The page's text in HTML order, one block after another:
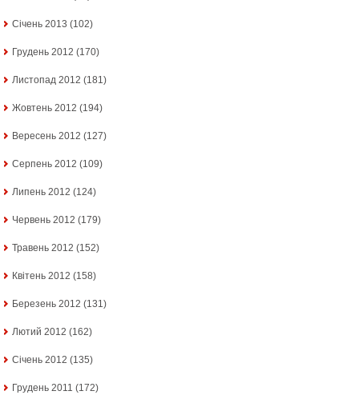
Січень 2013 (102)
Грудень 2012 (170)
Листопад 2012 (181)
Жовтень 2012 (194)
Вересень 2012 (127)
Серпень 2012 (109)
Липень 2012 (124)
Червень 2012 (179)
Травень 2012 (152)
Квітень 2012 (158)
Березень 2012 (131)
Лютий 2012 (162)
Січень 2012 (135)
Грудень 2011 (172)